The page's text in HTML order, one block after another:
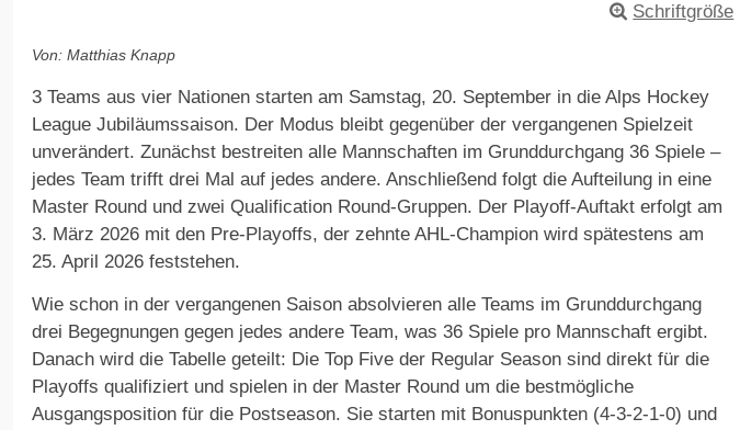
Schriftgröße
Von: Matthias Knapp
3 Teams aus vier Nationen starten am Samstag, 20. September in die Alps Hockey
League Jubiläumssaison. Der Modus bleibt gegenüber der vergangenen Spielzeit
unverändert. Zunächst bestreiten alle Mannschaften im Grunddurchgang 36 Spiele –
jedes Team trifft drei Mal auf jedes andere. Anschließend folgt die Aufteilung in eine
Master Round und zwei Qualification Round-Gruppen. Der Playoff-Auftakt erfolgt am
3. März 2026 mit den Pre-Playoffs, der zehnte AHL-Champion wird spätestens am
25. April 2026 feststehen.
Wie schon in der vergangenen Saison absolvieren alle Teams im Grunddurchgang
drei Begegnungen gegen jedes andere Team, was 36 Spiele pro Mannschaft ergibt.
Danach wird die Tabelle geteilt: Die Top Five der Regular Season sind direkt für die
Playoffs qualifiziert und spielen in der Master Round um die bestmögliche
Ausgangsposition für die Postseason. Sie starten mit Bonuspunkten (4-3-2-1-0) und